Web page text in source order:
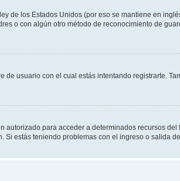
de los Estados Unidos (por eso se mantiene en
o con algún otro método de reconocimiento de
usuario con el cual estás intentando registrarte.
para acceder a determinados recursos
estás teniendo problemas con el ingreso o salida